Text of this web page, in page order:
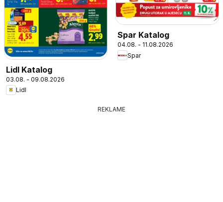
Lidl Katalog
03.08. - 09.08.2026
Lidl
Spar Katalog
04.08. - 11.08.2026
Spar
REKLAME